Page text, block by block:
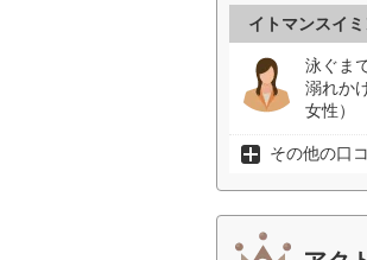
イトマンスイ
泳ぐま
溺れか
女性）
その他の口